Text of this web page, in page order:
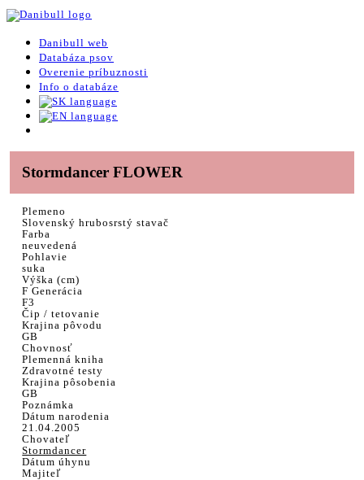
Danibull web
Databáza psov
Overenie príbuznosti
Info o databáze
Stormdancer FLOWER
Plemeno
Slovenský hrubosrstý stavač
Farba
neuvedená
Pohlavie
suka
Výška (cm)
F Generácia
F3
Čip / tetovanie
Krajina pôvodu
GB
Chovnosť
Plemenná kniha
Zdravotné testy
Krajina pôsobenia
GB
Poznámka
Dátum narodenia
21.04.2005
Chovateľ
Stormdancer
Dátum úhynu
Majiteľ